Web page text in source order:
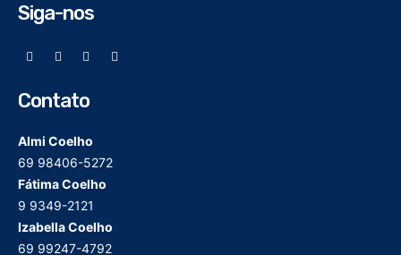
Siga-nos
Contato
Almi Coelho
69 98406-5272
Fátima Coelho
9 9349-2121
Izabella Coelho
69 99247-4792